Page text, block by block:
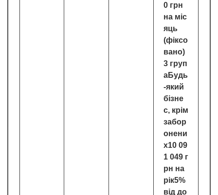
0 грн
на міс
яць
(фіксо
вано)
3 груп
аБудь
-який
бізне
с, крім
забор
онени
х10 09
1 049 г
рн на
рік5%
від до